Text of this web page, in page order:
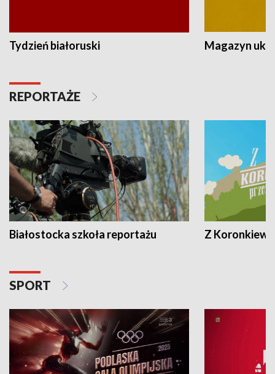
Tydzień białoruski Magazyn
REPORTAŻE
Białostocka szkoła reportażu Z
SPORT